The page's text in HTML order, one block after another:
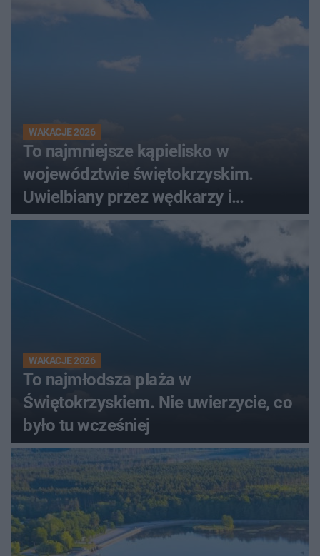
WAKACJE 2026
To najmniejsze kąpielisko w
województwie świętokrzyskim.
Uwielbiany przez wędkarzy i
turystów
WAKACJE 2026
To najmłodsza plaża w
Świętokrzyskiem. Nie uwierzycie, co
było tu wcześniej